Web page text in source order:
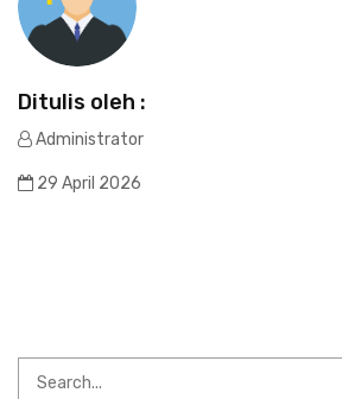
Ditulis oleh :
Administrator
29 April 2026